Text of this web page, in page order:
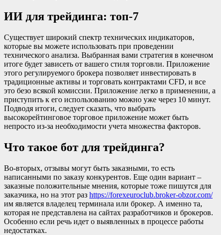
ИИ для трейдинга: топ-7
Существует широкий спектр технических индикаторов,
которые вы можете использовать при проведении
технического анализа. Выбранная вами стратегия в конечном
итоге будет зависеть от вашего стиля торговли. Приложение
этого регулируемого брокера позволяет инвестировать в
традиционные активы и торговать контрактами CFD, и все
это безо всякой комиссии. Приложение легко в применении, а
приступить к его использованию можно уже через 10 минут.
Подводя итоги, следует сказать, что выбрать
высокорейтинговое торговое приложение может быть
непросто из-за необходимости учета множества факторов.
Что такое бот для трейдинга?
Во-вторых, отзывы могут быть заказными, то есть
написанными по заказу конкурентов. Еще один вариант –
заказные положительные мнения, которые тоже пишутся для
заказчика, но на этот раз https://forexeuroclub.broker-obzor.com/
им является владелец терминала или брокер. А именно та,
которая не представлена на сайтах разработчиков и брокеров.
Особенно если речь идет о выявленных в процессе работы
недостатках.